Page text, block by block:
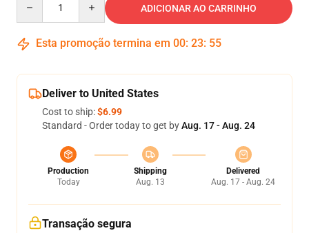
ADICIONAR AO CARRINHO
Esta promoção termina em 00: 23: 54
Deliver to United States
Cost to ship:$6.99
Standard - Order today to get byAug. 17 - Aug. 24
Production
Today
Shipping
Aug. 13
Delivered
Aug. 17 - Aug. 24
Transação segura